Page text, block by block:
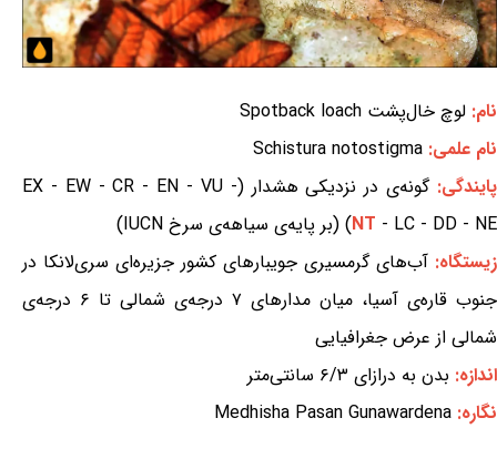
نام: لوچ خال‌پشت Spotback loach
نام علمی: Schistura notostigma
پایندگی:گونه‌ی در نزدیکی هشدار (EX - EW - CR - EN - VU -
NT - LC - DD - NE) (بر پایه‌ی سیاهه‌ی سرخ IUCN)
زیستگاه: آب‌های گرمسیری جویبارهای کشور جزیره‌ای سری‌لانکا در
جنوب قاره‌ی آسیا، میان مدارهای ۷ درجه‌ی شمالی تا ۶ درجه‌ی
شمالی از عرض جغرافیایی
اندازه: بدن به درازای ۶/۳ سانتی‌متر
نگاره: Medhisha Pasan Gunawardena